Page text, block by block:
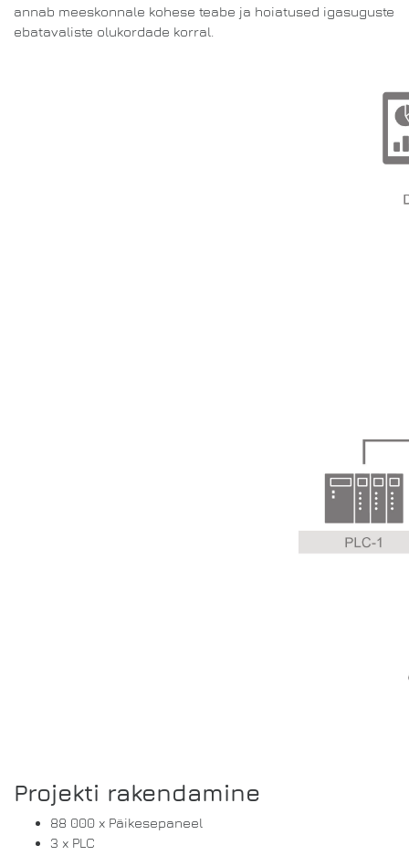
annab meeskonnale kohese teabe ja hoiatused igasuguste
ebatavaliste olukordade korral.
Projekti rakendamine
88 000 x Päikesepaneel
3 x PLC